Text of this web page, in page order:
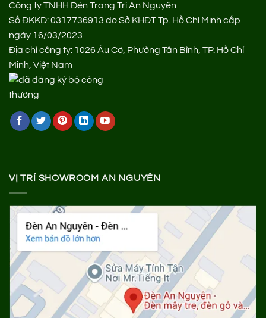
Công ty TNHH Đèn Trang Trí An Nguyên
Số ĐKKD: 0317736913 do Sở KHĐT Tp. Hồ Chí Minh cấp
ngày 16/03/2023
Địa chỉ công ty: 1026 Âu Cơ, Phường Tân Bình, TP. Hồ Chí
Minh, Việt Nam
VỊ TRÍ SHOWROOM AN NGUYÊN